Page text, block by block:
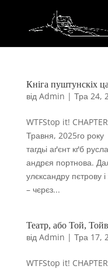
Кніга пуштунскіх
від Admin | Тра 24,
WTFStop it!
Травня, 2025го року
тагдьі аґєнт кґб
андрєя портнова.
улєксандру пєтрову
– чєрєз...
Театр, або Той,
від Admin | Тра 17,
WTFStop it!